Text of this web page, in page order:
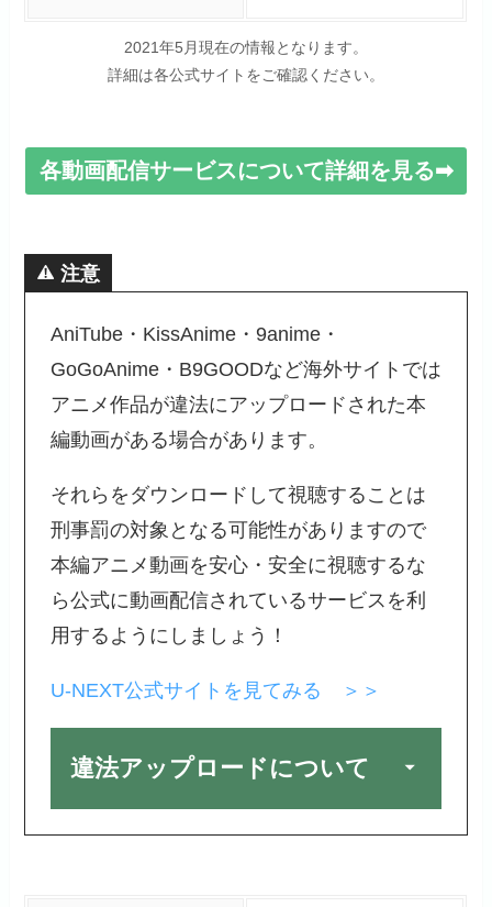
2021年5月現在の情報となります。
詳細は各公式サイトをご確認ください。
各動画配信サービスについて詳細を見る➡
注意
AniTube・KissAnime・9anime・
GoGoAnime・B9GOODなど海外サイトでは
アニメ作品が違法にアップロードされた本
編動画がある場合があります。
それらをダウンロードして視聴することは
刑事罰の対象となる可能性がありますので
本編アニメ動画を安心・安全に視聴するな
ら公式に動画配信されているサービスを利
用するようにしましょう！
U-NEXT公式サイトを見てみる ＞＞
違法アップロードについて